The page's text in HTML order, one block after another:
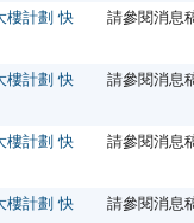
樓計劃 快
請參閱消息
樓計劃 快
請參閱消息
樓計劃 快
請參閱消息
樓計劃 快
請參閱消息